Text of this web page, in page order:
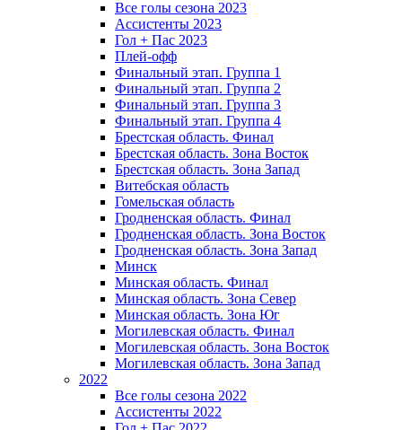
Все голы сезона 2023
Ассистенты 2023
Гол + Пас 2023
Плей-офф
Финальный этап. Группа 1
Финальный этап. Группа 2
Финальный этап. Группа 3
Финальный этап. Группа 4
Брестская область. Финал
Брестская область. Зона Восток
Брестская область. Зона Запад
Витебская область
Гомельская область
Гродненская область. Финал
Гродненская область. Зона Восток
Гродненская область. Зона Запад
Минск
Минская область. Финал
Минская область. Зона Север
Минская область. Зона Юг
Могилевская область. Финал
Могилевская область. Зона Восток
Могилевская область. Зона Запад
2022
Все голы сезона 2022
Ассистенты 2022